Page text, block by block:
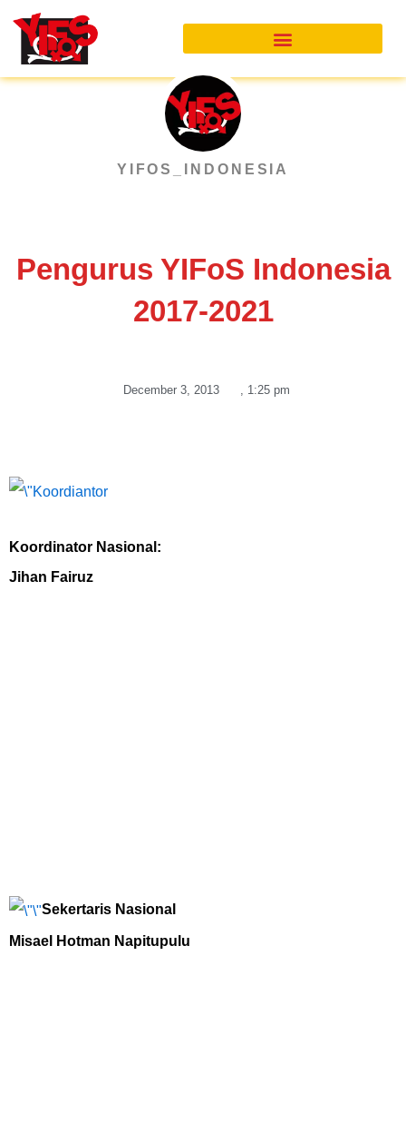
content
YIFOS_INDONESIA
Pengurus YIFoS Indonesia
2017-2021
December 3, 2013 , 1:25 pm
Koordinator Nasional:
Jihan Fairuz
Sekertaris Nasional
Misael Hotman Napitupulu